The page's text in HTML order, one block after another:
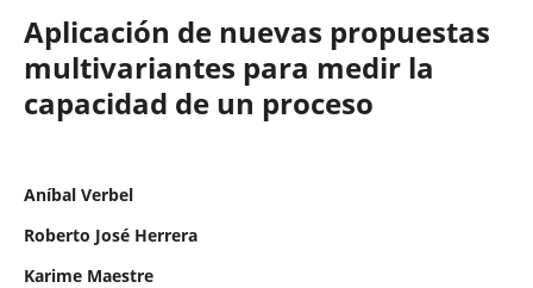
Aplicación de nuevas propuestas
multivariantes para medir la
capacidad de un proceso
Aníbal Verbel
Roberto José Herrera
Karime Maestre